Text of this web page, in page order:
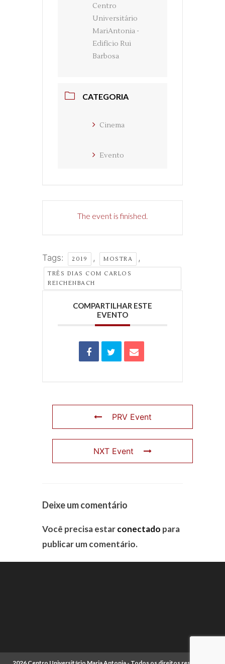
Centro
Universitário
MariAntonia -
Edifício Rui
Barbosa
CATEGORIA
Cinema
Evento
The event is finished.
Tags: 2019 , MOSTRA ,
TRÊS DIAS COM CARLOS
REICHENBACH
COMPARTILHAR ESTE
EVENTO
PRV Event
NXT Event
Deixe um comentário
Você precisa estarconectado para
publicar um comentário.